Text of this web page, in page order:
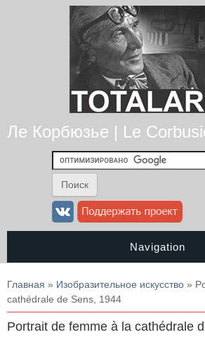
Ле Корбюзье | Le
Navigation
Вы здесь
Главная » Изобразительное искусство »
cathédrale de Sens, 1944
Portrait de femme à la cathédrale